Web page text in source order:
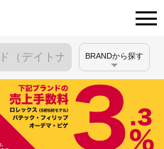
BRANDから探す